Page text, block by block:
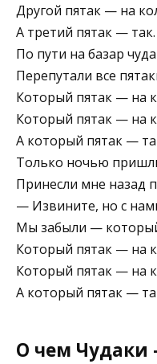
Другой пятак — на
А третий пятак — так.
По пути на базар
Перепутали все
Который пятак — на
Который пятак — на
А который пятак —
Только ночью
Принесли мне назад
— Извините, но с
Мы забыли —
Который пятак — на
Который пятак — на
А который пятак —
О чем